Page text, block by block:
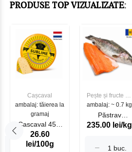
PRODUSE TOP VIZUALIZATE:
Cașcaval
ambalaj: tăierea la
gramaj
Cascaval 45%
Maasdam
Sublime Cow
26.60
lei/100g
Pește și fructe de
mare
ambalaj: ~ 0.7 kg
Păstrav
Somonat
235.00 lei/kg